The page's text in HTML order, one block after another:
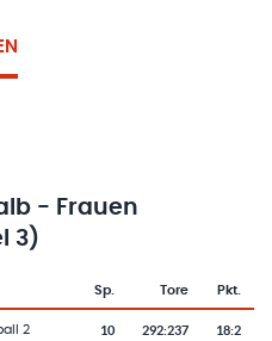
- Frauen
3)
Toren und Punkten
Sp. Tore Pkt.
2 10 292:237 18:2